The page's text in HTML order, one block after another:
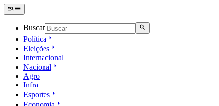
Buscar
Política
Eleições
Internacional
Nacional
Agro
Infra
Esportes
Economia